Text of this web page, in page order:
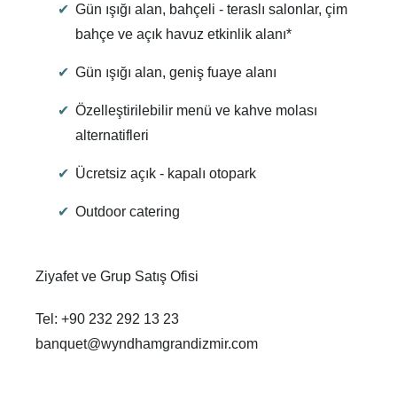
Gün ışığı alan, bahçeli - teraslı salonlar, çim
bahçe ve açık havuz etkinlik alanı*
Gün ışığı alan, geniş fuaye alanı
Özelleştirilebilir menü ve kahve molası
alternatifleri
Ücretsiz açık - kapalı otopark
Outdoor catering
Ziyafet ve Grup Satış Ofisi
Tel: +90 232 292 13 23
banquet@wyndhamgrandizmir.com